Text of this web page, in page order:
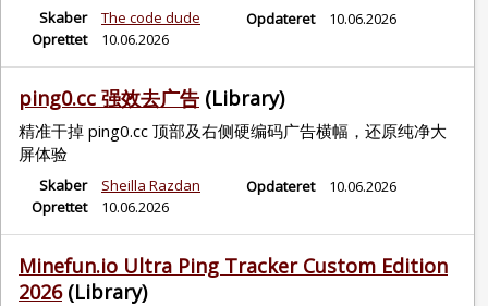
Skaber
The code dude
Oprettet
10.06.2026
Opdateret 10.06.2026
ping0.cc 强效去广告 (Library)
精准干掉 ping0.cc 顶部及右侧硬编码广告横幅，还原纯净大
屏体验
Skaber
Sheilla Razdan
Oprettet
10.06.2026
Opdateret 10.06.2026
Minefun.io Ultra Ping Tracker Custom Edition
2026 (Library)